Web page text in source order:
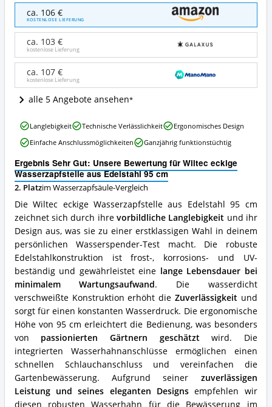
Wiltec
eckige
Wasserzapfstelle
aus
Edelstahl
95
Angebote:
Wo
ist
Wasserzapfsäule
erhältlich?
ca. 106 €
KOSTENLOSE LIEFERUNG
ca. 103 €
kostenlose Lieferung
ca. 107 €
kostenlose Lieferung
alle 5 Angebote ansehen
Ergebnis Sehr Gut: Unsere Bewertung für Wiltec eckige
Wasserzapfstelle aus Edelstahl 95 cm
2. Platzim Wasserzapfsäule-Vergleich
Die Wiltec eckige Wasserzapfstelle aus Edelstahl 95 cm
zeichnet sich durch ihre vorbildliche Langlebigkeit und ihr
Design aus, was sie zu einer erstklassigen Wahl in deinem
persönlichen Wasserspender-Test macht. Die robuste
Edelstahlkonstruktion ist frost-, korrosions- und UV-
beständig und gewährleistet eine lange Lebensdauer bei
minimalem Wartungsaufwand. Die wasserdicht
verschweißte Konstruktion erhöht die Zuverlässigkeitund
sorgt für einen konstanten Wasserdruck. Die ergonomische
Höhe von 95 cm erleichtert die Bedienung, was besonders
von passionierten Gärtnern geschätztwird. Die
integrierten Wasserhahnanschlüsse ermöglichen einen
schnellen Schlauchanschluss und vereinfachen die
Gartenbewässerung. Aufgrund seiner zuverlässigen
Leistung und seines eleganten Designs empfehlen wir
diesen robusten Wasserhahn für die Bewässerung im
Wiltec
eckige
Wasserzapfstelle
Edelstahl
95
cm
Vorteile:
Was
spricht
für
diese
Wasserzapfsäule?
Langlebigkeit Technische Verlässlichkeit
Ergonomisches Design
Einfache Anschlussmöglichkeiten
Ganzjährig funktionstüchtig